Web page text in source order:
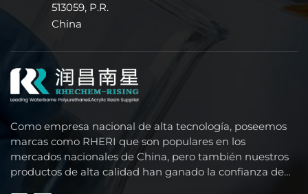
513059, P.R.
China
Como empresa nacional de alta tecnología, poseemos
marcas como RHERI que son populares en los
mercados nacionales de China, pero también nuestros
productos de alta calidad han ganado la confianza de
clientes extranjeros como el Sudeste Asiático, Medio